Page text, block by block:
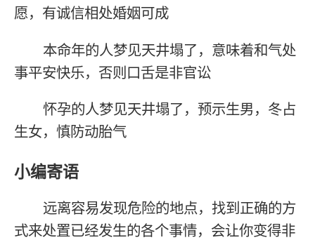
愿，有诚信相处婚姻可成
本命年的人梦见天井塌了，意味着和气处
事平安快乐，否则口舌是非官讼
怀孕的人梦见天井塌了，预示生男，冬占
生女，慎防动胎气
小编寄语
远离容易发现危险的地点，找到正确的方
式来处置已经发生的各个事情，会让你变得非